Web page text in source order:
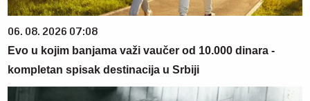
06. 08. 2026 07:08
Evo u kojim banjama važi vaučer od 10.000 dinara -
kompletan spisak destinacija u Srbiji